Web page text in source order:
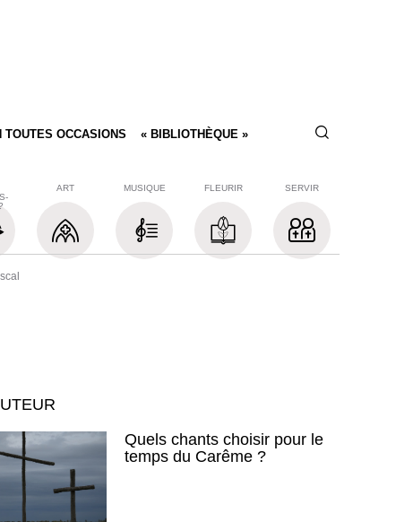
TOUTES OCCASIONS « BIBLIOTHÈQUE »
ART MUSIQUE FLEURIR SERVIR
Quels chants choisir pour le
temps du Carême ?